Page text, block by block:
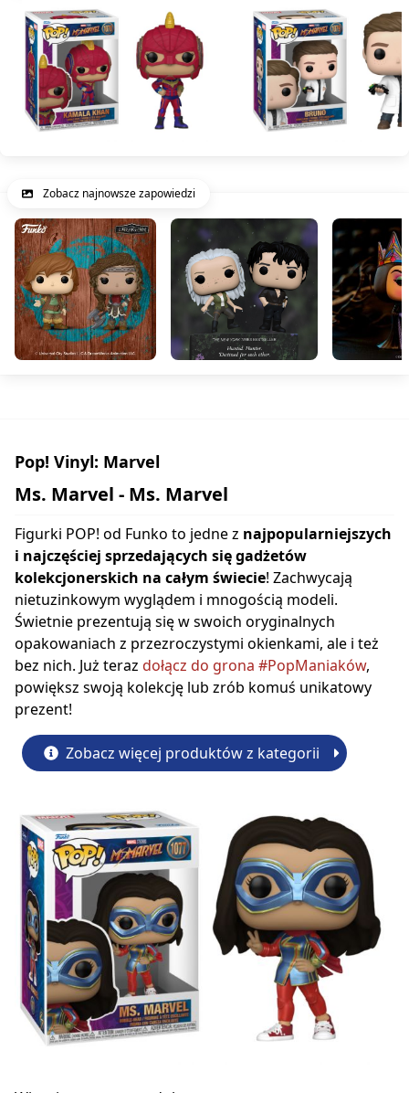
Zobacz najnowsze zapowiedzi
Pop! Vinyl: Marvel
Ms. Marvel - Ms. Marvel
Figurki POP! od Funko to jedne z najpopularniejszych
i najczęściej sprzedających się gadżetów
kolekcjonerskich na całym świecie! Zachwycają
nietuzinkowym wyglądem i mnogością modeli.
Świetnie prezentują się w swoich oryginalnych
opakowaniach z przezroczystymi okienkami, ale i też
bez nich. Już teraz dołącz do grona #PopManiaków,
powiększ swoją kolekcję lub zrób komuś unikatowy
prezent!
Zobacz więcej produktów z kategorii